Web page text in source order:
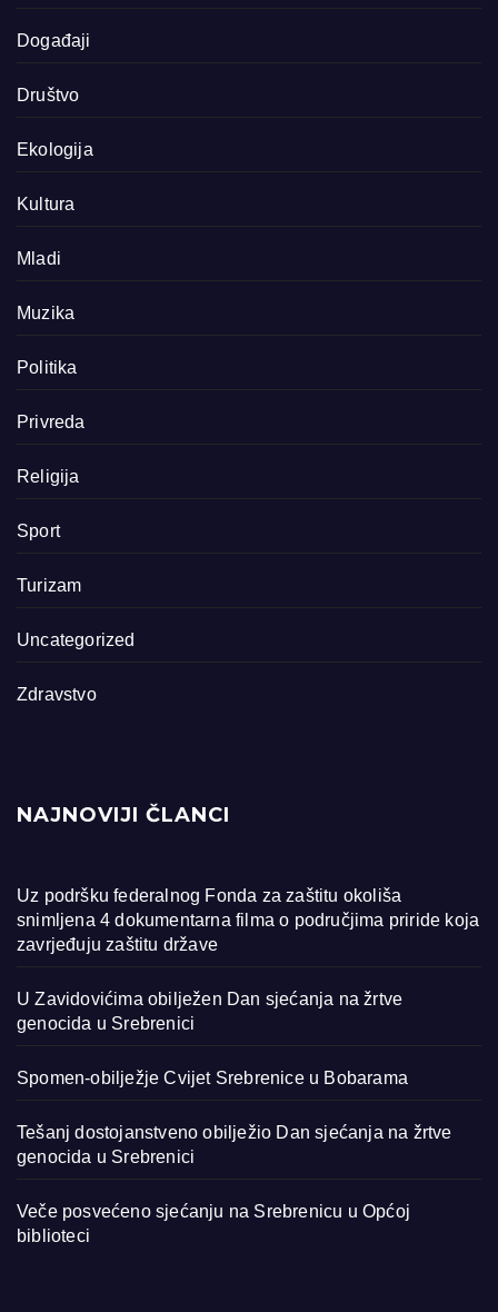
Događaji
Društvo
Ekologija
Kultura
Mladi
Muzika
Politika
Privreda
Religija
Sport
Turizam
Uncategorized
Zdravstvo
NAJNOVIJI ČLANCI
Uz podršku federalnog Fonda za zaštitu okoliša
snimljena 4 dokumentarna filma o područjima priride koja
zavrjeđuju zaštitu države
U Zavidovićima obilježen Dan sjećanja na žrtve
genocida u Srebrenici
Spomen-obilježje Cvijet Srebrenice u Bobarama
Tešanj dostojanstveno obilježio Dan sjećanja na žrtve
genocida u Srebrenici
Veče posvećeno sjećanju na Srebrenicu u Općoj
biblioteci